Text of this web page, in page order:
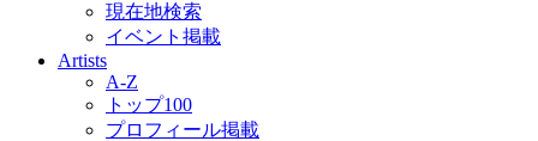
現在地検索
イベント掲載
Artists
A-Z
トップ100
プロフィール掲載